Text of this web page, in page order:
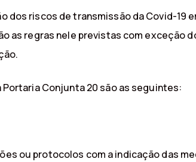
dos riscos de transmissão da Covid-19
as regras nele previstas com exceção
Conjunta 20 são as seguintes:
ou protocolos com a indicação das